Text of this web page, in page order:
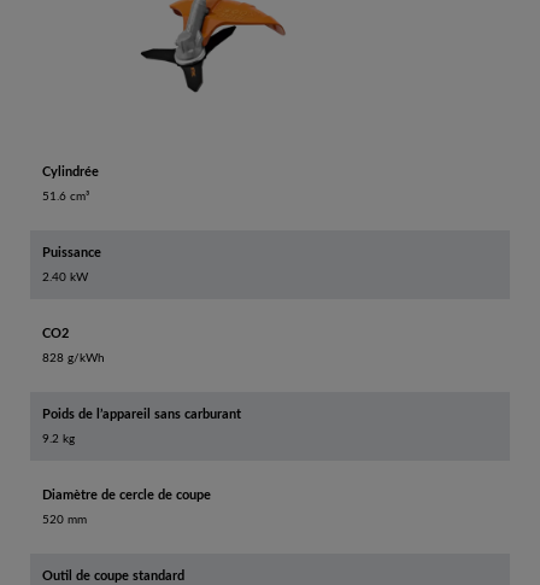
Cylindrée
51.6 cm³
Puissance
2.40 kW
CO2
828 g/kWh
Poids de l’appareil sans carburant
9.2 kg
Diamètre de cercle de coupe
520 mm
Outil de coupe standard